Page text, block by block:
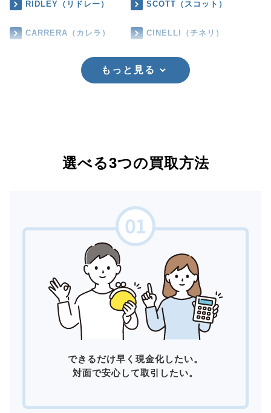
RIDLEY（リドレー） SCOTT（スコット）
CARRERA（カレラ） CINELLI（チネリ）
もっと見る
選べる3つの買取方法
できるだけ早く現金化したい。
対面で安心して取引したい。